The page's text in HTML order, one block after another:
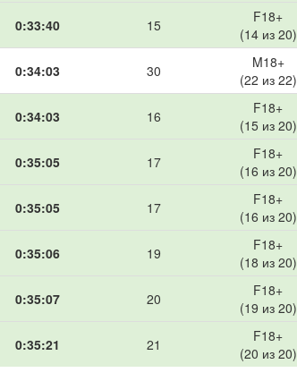
0:33:40 15
F18+
(14 из 20)
0:34:03 30
M18+
(22 из 22)
0:34:03 16
F18+
(15 из 20)
0:35:05 17
F18+
(16 из 20)
0:35:05 17
F18+
(16 из 20)
0:35:06 19
F18+
(18 из 20)
0:35:07 20
F18+
(19 из 20)
0:35:21 21
F18+
(20 из 20)